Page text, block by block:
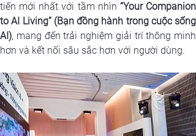
tiến mới nhất với tầm nhìn “Your Companion
to AI Living” (Bạn đồng hành trong cuộc sống
AI), mang đến trải nghiệm giải trí thông minh
hơn và kết nối sâu sắc hơn với người dùng.